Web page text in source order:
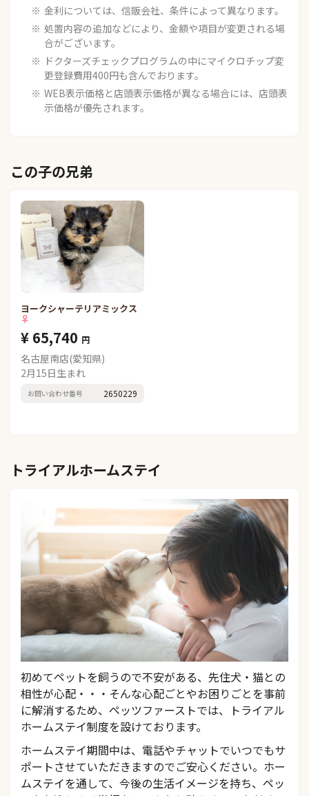
金利については、信販会社、条件によって異なります。
処置内容の追加などにより、金額や項目が変更される場
合がございます。
ドクターズチェックプログラムの中にマイクロチップ変
更登録費用400円も含んでおります。
WEB表示価格と店頭表示価格が異なる場合には、店頭表
示価格が優先されます。
この子の兄弟
ヨークシャーテリアミックス
♀
¥ 65,740 円
名古屋南店(愛知県)
2月15日生まれ
お問い合わせ番号 2650229
トライアルホームステイ
初めてペットを飼うので不安がある、先住犬・猫との
相性が心配・・・そんな心配ごとやお困りごとを事前
に解消するため、ペッツファーストでは、トライアル
ホームステイ制度を設けております。
ホームステイ期間中は、電話やチャットでいつでもサ
ポートさせていただきますのでご安心ください。ホー
ムステイを通して、今後の生活イメージを持ち、ペッ